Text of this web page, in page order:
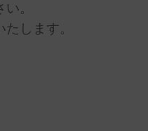
。
します。